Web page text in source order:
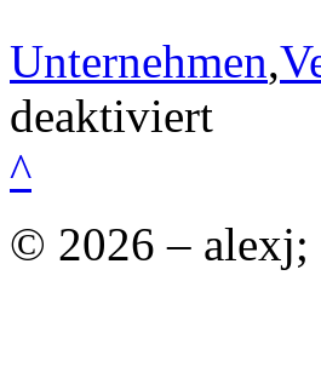
Unternehmen,
deaktiviert
^
© 2026 –